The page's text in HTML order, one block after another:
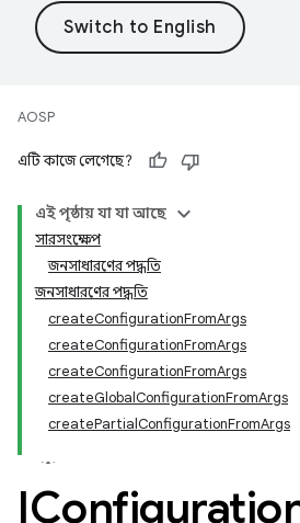
AOSP
এটি কাজে লেগেছে?
এই পৃষ্ঠায় যা যা আছে
সারসংক্ষেপ
জনসাধারণের পদ্ধতি
জনসাধারণের পদ্ধতি
createConfigurationFromArgs
createConfigurationFromArgs
createConfigurationFromArgs
createGlobalConfigurationFromArgs
createPartialConfigurationFromArgs